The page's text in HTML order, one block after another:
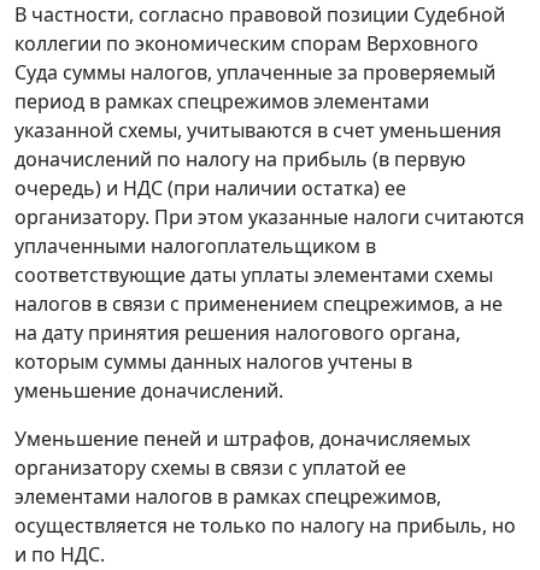
В частности, согласно правовой позиции Судебной
коллегии по экономическим спорам Верховного
Суда суммы налогов, уплаченные за проверяемый
период в рамках спецрежимов элементами
указанной схемы, учитываются в счет уменьшения
доначислений по налогу на прибыль (в первую
очередь) и НДС (при наличии остатка) ее
организатору. При этом указанные налоги считаются
уплаченными налогоплательщиком в
соответствующие даты уплаты элементами схемы
налогов в связи с применением спецрежимов, а не
на дату принятия решения налогового органа,
которым суммы данных налогов учтены в
уменьшение доначислений.
Уменьшение пеней и штрафов, доначисляемых
организатору схемы в связи с уплатой ее
элементами налогов в рамках спецрежимов,
осуществляется не только по налогу на прибыль, но
и по НДС.